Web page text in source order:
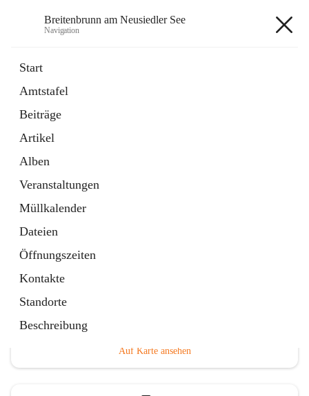
Breitenbrunn am Neusiedler See
Navigation
Start
Amtstafel
Beiträge
Artikel
Alben
Veranstaltungen
Müllkalender
Dateien
Öffnungszeiten
Kontakte
Standorte
Beschreibung
18 Schnellzugriffe
Gemeindeservice
Auf Karte ansehen